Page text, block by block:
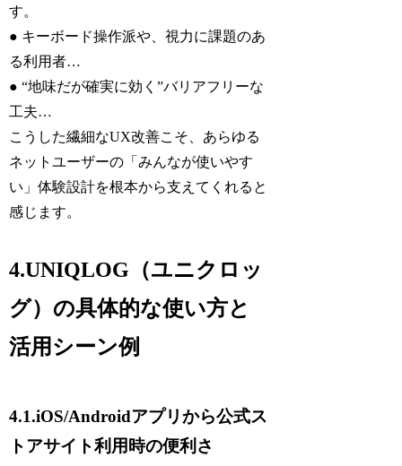
す。
● キーボード操作派や、視力に課題のあ
る利用者…
● “地味だが確実に効く”バリアフリーな
工夫…
こうした繊細なUX改善こそ、あらゆる
ネットユーザーの「みんなが使いやす
い」体験設計を根本から支えてくれると
感じます。
4.UNIQLOG（ユニクロッ
グ）の具体的な使い方と
活用シーン例
4.1.iOS/Androidアプリから公式ス
トアサイト利用時の便利さ